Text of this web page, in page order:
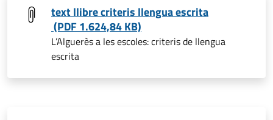
text llibre criteris llengua escrita
(PDF 1.624,84 KB)
L’Alguerès a les escoles: criteris de llengua
escrita